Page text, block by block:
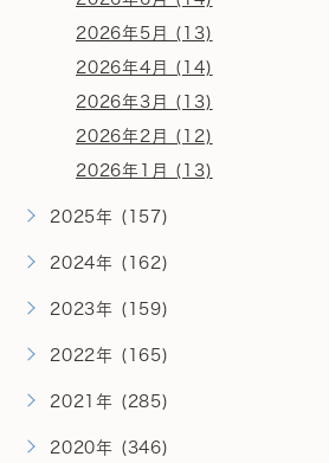
2026年5月 (13)
2026年4月 (14)
2026年3月 (13)
2026年2月 (12)
2026年1月 (13)
2025年 (157)
2024年 (162)
2023年 (159)
2022年 (165)
2021年 (285)
2020年 (346)